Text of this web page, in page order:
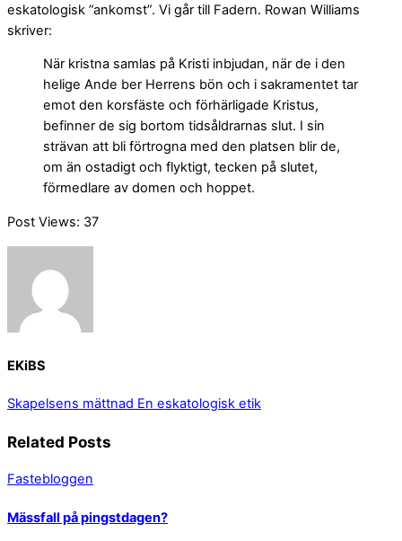
eskatologisk ”ankomst”. Vi går till Fadern. Rowan Williams
skriver:
När kristna samlas på Kristi inbjudan, när de i den
helige Ande ber Herrens bön och i sakramentet tar
emot den korsfäste och förhärligade Kristus,
befinner de sig bortom tidsåldrarnas slut. I sin
strävan att bli förtrogna med den platsen blir de,
om än ostadigt och flyktigt, tecken på slutet,
förmedlare av domen och hoppet.
Post Views: 37
EKiBS
Skapelsens mättnad En eskatologisk etik
Related Posts
Fastebloggen
Mässfall på pingstdagen?